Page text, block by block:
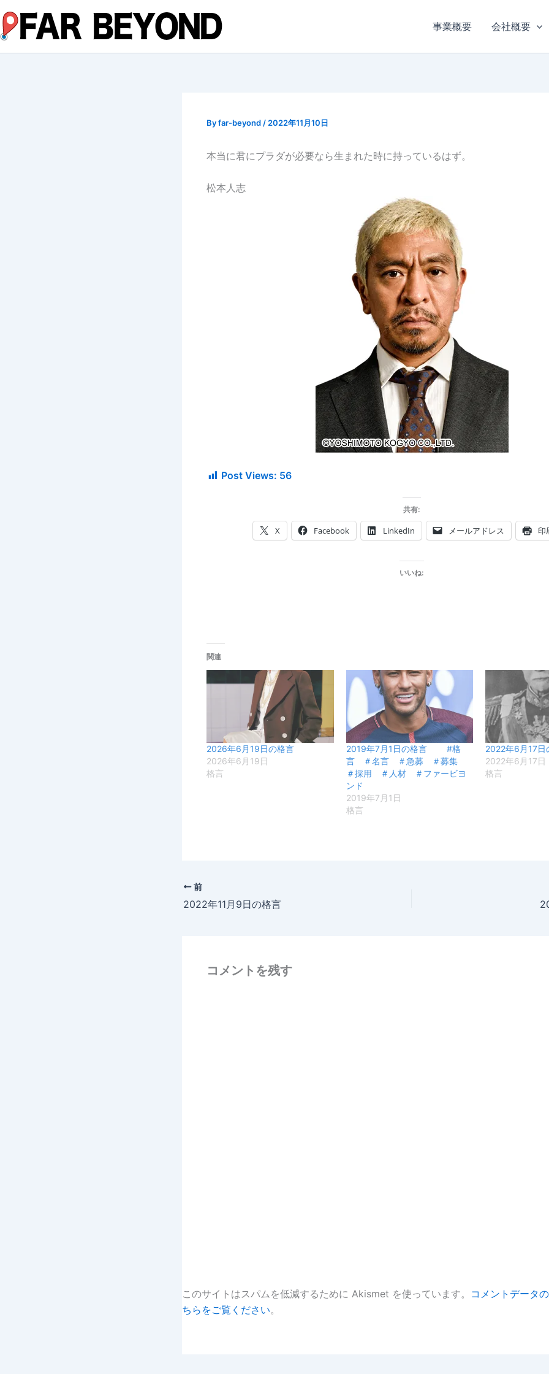
容
を
ス
事業概要 会社概要
Byfar-beyond / 2022年11月10日
本当に君にプラダが必要なら生まれた時に持っているはず。
松本人志
Post Views: 56
共有:
X Facebook LinkedIn メールアドレス 印
いいね:
関連
2026年6月19日の格言
2026年6月19日
格言
2019年7月1日の格言 #格
言 ＃名言 ＃急募 ＃募集
＃採用 ＃人材 ＃ファービヨ
ンド
2019年7月1日
格言
2022年6月17日
2022年6月17日
格言
前
2022年11月9日の格言
コメントを残す
このサイトはスパムを低減するために Akismet を使っています。 コメントデータ
ちらをご覧ください。